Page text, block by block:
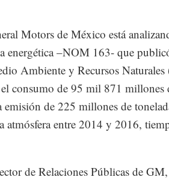
Motors de México está
energética –NOM 163- que
Ambiente y Recursos Naturales
consumo de 95 mil 871 millones
emisión de 225 millones de
atmósfera entre 2014 y 2016,
de Relaciones Públicas de